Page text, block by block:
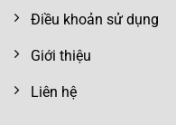
Điều khoản sử dụng
Giới thiệu
Liên hệ